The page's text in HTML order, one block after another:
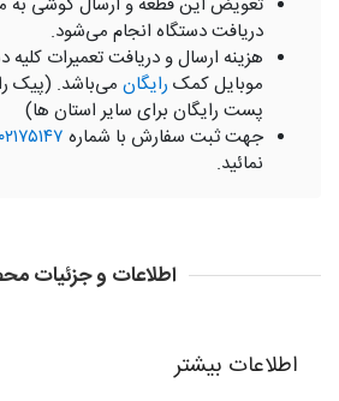
دریافت دستگاه انجام می‌شود.
هزینه ارسال و دریافت تعمیرات
موبایل کمک رایگان می‌باشد. (پیک
پست رایگان برای سایر استان ها)
جهت ثبت سفارش با شماره ۰۲۱۷۵۱۴۷
نمائید.
اطلاعات و جزئیات
اطلاعات بیشتر